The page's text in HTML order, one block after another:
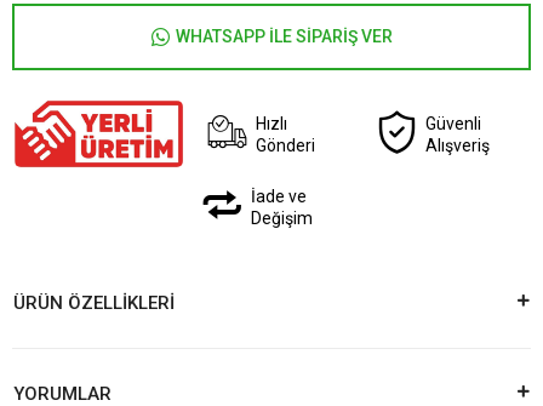
WHATSAPP İLE SİPARİŞ VER
Hızlı
Gönderi
Güvenli
Alışveriş
İade ve
Değişim
ÜRÜN ÖZELLİKLERİ
YORUMLAR